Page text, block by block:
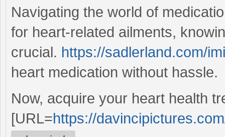
Navigating the world of
for heart-related ailments,
crucial. https://sadlerland.com/
heart medication without hassle.
Now, acquire your heart health
[URL=https://